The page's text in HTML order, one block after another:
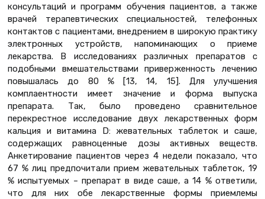
консультаций и программ обучения пациентов, а также
врачей терапевтических специальностей, телефонных
контактов с пациентами, внедрением в широкую практику
электронных устройств, напоминающих о приеме
лекарства. В исследованиях различных препаратов с
подобными вмешательствами приверженность лечению
повышалась до 80 % [13, 14, 15]. Для улучшения
комплаентности имеет значение и форма выпуска
препарата. Так, было проведено сравнительное
перекрестное исследование двух лекарственных форм
кальция и витамина D: жевательных таблеток и саше,
содержащих равноценные дозы активных веществ.
Анкетирование пациентов через 4 недели показало, что
67 % лиц предпочитали прием жевательных таблеток, 19
% испытуемых – препарат в виде саше, а 14 % ответили,
что для них обе лекарственные формы приемлемы